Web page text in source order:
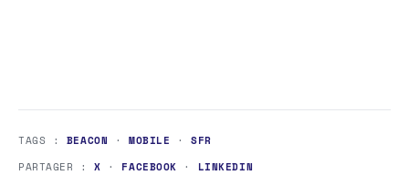
TAGS : BEACON · MOBILE ·SFR
PARTAGER :X · FACEBOOK · LINKEDIN